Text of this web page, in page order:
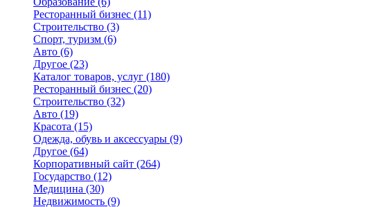
Ресторанный бизнес (11)
Строительство (3)
Спорт, туризм (6)
Авто (6)
Другое (23)
Каталог товаров, услуг (180)
Ресторанный бизнес (20)
Строительство (32)
Авто (19)
Красота (15)
Одежда, обувь и аксессуары (9)
Другое (64)
Корпоративный сайт (264)
Государство (12)
Медицина (30)
Недвижимость (9)